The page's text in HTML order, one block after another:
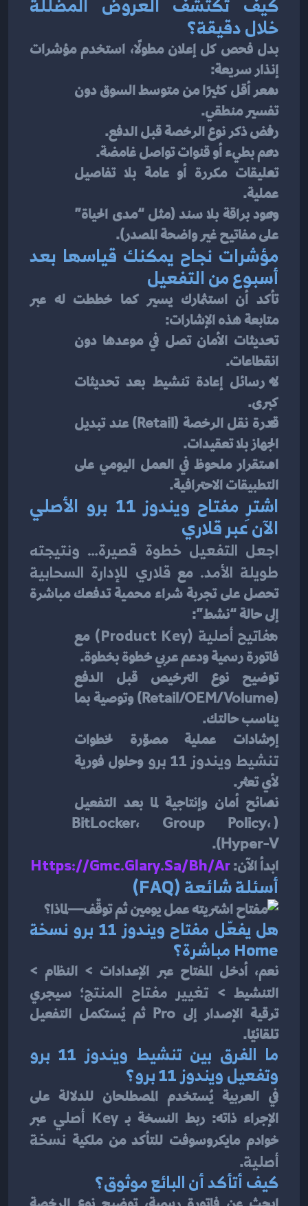
خلال دقيقة؟
إنذار سريعة:
تفسير منطقي.
رفض ذكر نوع الرخصة قبل الدفع.
دعم بطيء أو قنوات تواصل غامضة.
عملية.
على مفاتيح غير واضحة المصدر).
أسبوع من التفعيل
تأكد أن استثمارك يسير كما خططت له عبر
متابعة هذه الإشارات:
انقطاعات.
كبرى.
الجهاز بلا تعقيدات.
التطبيقات الاحترافية.
الآن عبر قلاري
طويلة الأمد. مع قلاري للإدارة السحابية
إلى حالة “نشط”:
مفاتيح أصلية (Product Key) مع
فاتورة رسمية ودعم عربي خطوة بخطوة.
توضيح نوع الترخيص قبل الدفع
يناسب حالتك.
إرشادات عملية مصوّرة لخطوات
تنشيط ويندوز 11 برو وحلول فورية
لأي تعثر.
(BitLocker، Group Policy،
Hyper-V).
ابدأ الآن: Https://gmc.glary.sa/bh/ar
أسئلة شائعة (FAQ)
هل يفعّل مفتاح ويندوز 11 برو
Home مباشرة؟
التنشيط > تغيير مفتاح المنتج
تلقائيًا.
ما الفرق بين تنشيط ويندوز 11 برو
وتفعيل ويندوز 11 برو ؟
الإجراء ذاته: ربط النسخة بـ Key أصلي عبر
خوادم مايكروسوفت للتأكد من ملكية
أصلية.
كيف أتأكد أن البائع موثوق؟